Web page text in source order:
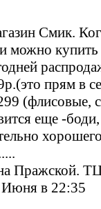
Смик.
можно купить
прям в
еще -
Пражской.
Июня в 22:35